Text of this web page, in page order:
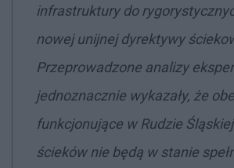
infrastruktury do
nowej unijnej dyrektywy
Przeprowadzone analizy
jednoznacznie wykazały, że
funkcjonujące w Rudzie
ścieków nie będą w stanie